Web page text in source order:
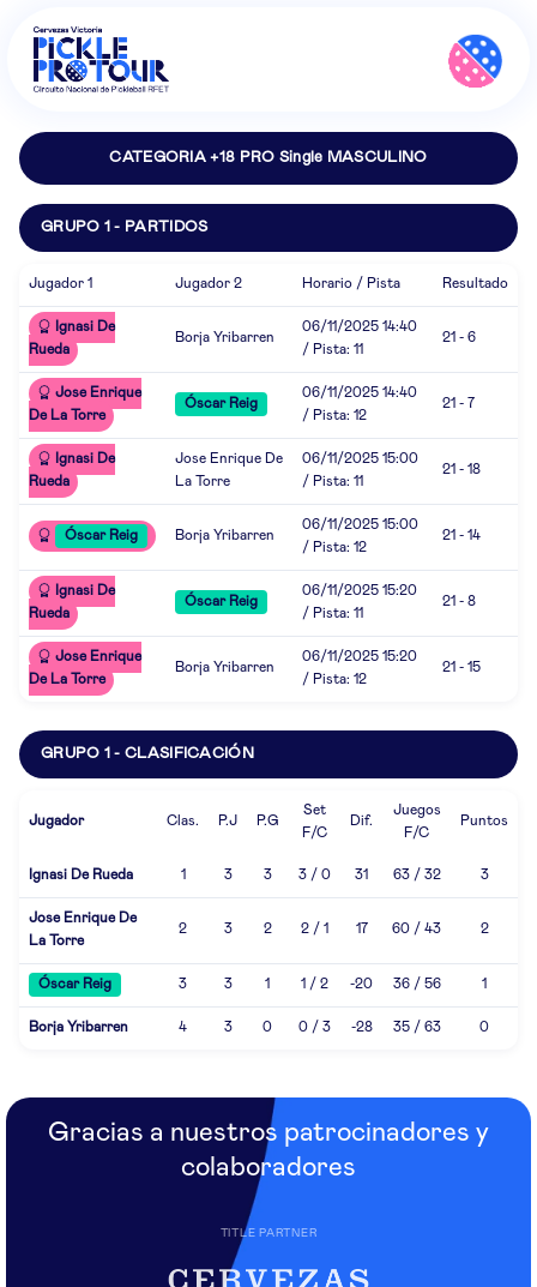
CATEGORIA +18 PRO Single MASCULINO
GRUPO 1 - PARTIDOS
Jugador 1 Jugador 2 Horario / Pista Resultado
Ignasi De
Rueda
Borja Yribarren
06/11/2025 14:40
/ Pista: 11
21 - 6
Jose Enrique
De La Torre
Óscar Reig
06/11/2025 14:40
/ Pista: 12
21 - 7
Ignasi De
Rueda
Jose Enrique De
La Torre
06/11/2025 15:00
/ Pista: 11
21 - 18
Óscar Reig Borja Yribarren
06/11/2025 15:00
/ Pista: 12
21 - 14
Ignasi De
Rueda
Óscar Reig
06/11/2025 15:20
/ Pista: 11
21 - 8
Jose Enrique
De La Torre
Borja Yribarren
06/11/2025 15:20
/ Pista: 12
21 - 15
GRUPO 1 - CLASIFICACIÓN
Jugador Clas. P.J P.G
Set
F/C
Dif.
Juegos
F/C
Puntos
Ignasi De Rueda 1 3 3 3 / 0 31 63 / 32 3
Jose Enrique De
La Torre
2 3 2 2 / 1 17 60 / 43 2
Óscar Reig 3 3 1 1 / 2 -20 36 / 56 1
Borja Yribarren 4 3 0 0 / 3 -28 35 / 63 0
Gracias a nuestros patrocinadores y
colaboradores
TITLE PARTNER